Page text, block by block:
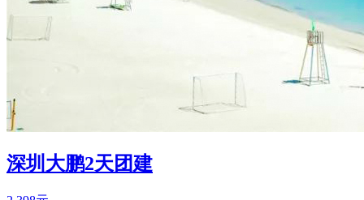
深圳大鹏2天团建